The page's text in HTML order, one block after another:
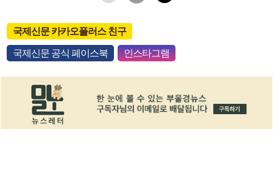
국제신문 카카오플러스 친구
국제신문 공식 페이스북 인스타그램